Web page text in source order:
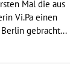
bis zum 18.
Allee 22